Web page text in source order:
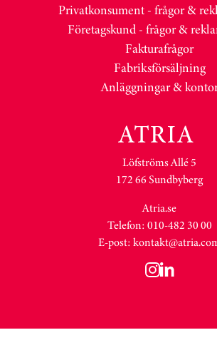
Privatkonsument - frågor &
Företagskund - frågor &
Fakturafrågor
Fabriksförsäljning
Anläggningar &
Löfströms Allé 5
172 66 Sundbyberg
Atria.se
Telefon: 010-482 30 00
E-post: